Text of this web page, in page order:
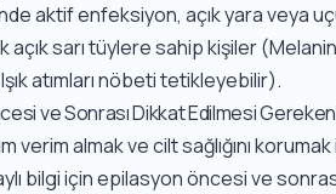
aktif enfeksiyon, açık yara veya
açık sarı tüylere sahip kişiler
atımları nöbeti tetikleyebilir).
ve Sonrası Dikkat Edilmesi
verim almak ve cilt sağlığını
bilgi içinepilasyon öncesi ve